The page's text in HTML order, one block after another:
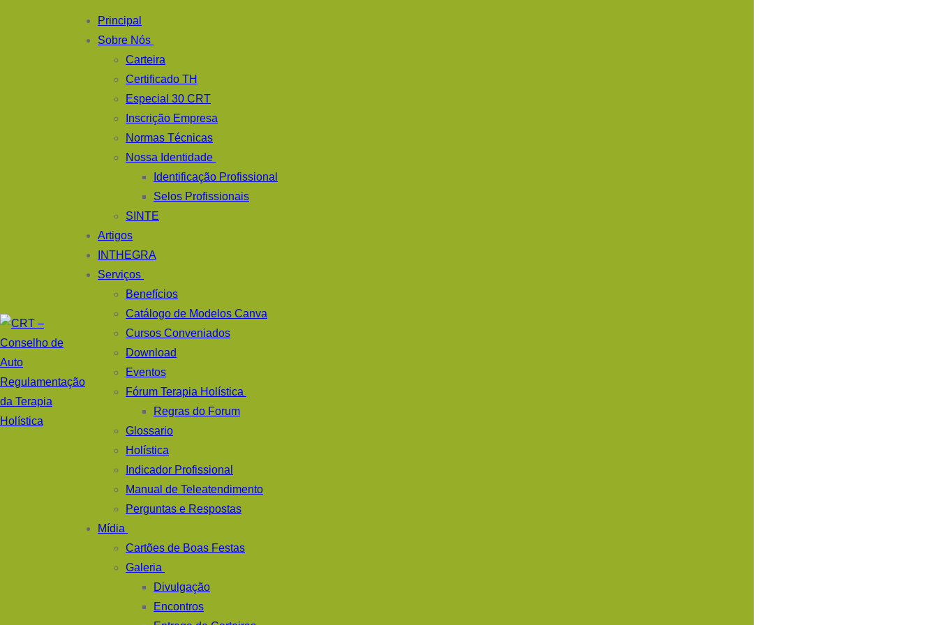
Principal
Sobre Nós
Carteira
Certificado TH
Especial 30 CRT
Inscrição Empresa
Normas Técnicas
Nossa Identidade
Identificação Profissional
Selos Profissionais
SINTE
Artigos
INTHEGRA
Serviços
Benefícios
Catálogo de Modelos Canva
Cursos Conveniados
Download
Eventos
Fórum Terapia Holística
Regras do Forum
Glossario
Holística
Indicador Profissional
Manual de Teleatendimento
Perguntas e Respostas
Mídia
Cartões de Boas Festas
Galeria
Divulgação
Encontros